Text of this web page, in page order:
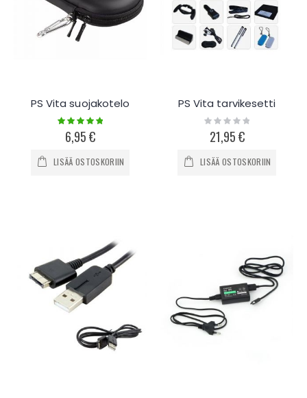
PS Vita suojakotelo
Rating:
100%
6,95 €
LISÄÄ OSTOSKORIIN
PS Vita tarvikesetti
Rating:
0%
21,95 €
LISÄÄ OSTOSKORIIN